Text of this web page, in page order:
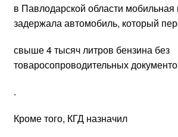
в Павлодарской области мобильная
задержала автомобиль, который
свыше 4 тысяч литров бензина без
товаросопроводительных
.
Кроме того, КГД назначил